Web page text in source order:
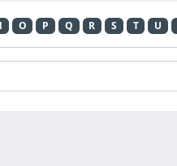
O P Q R S T U